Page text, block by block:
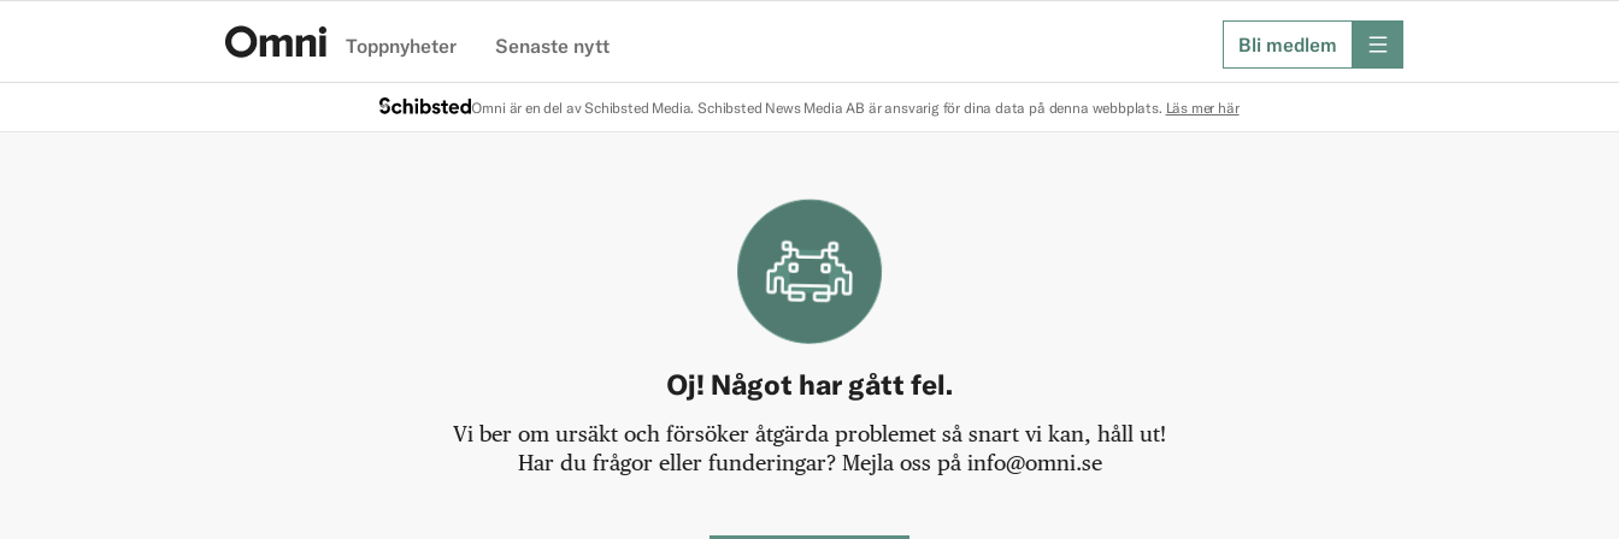
Toppnyheter Senaste nytt Bli medlem meny
Omni är en del av Schibsted Media. Schibsted News Media AB är ansvarig för dina data på denna webbplats. Läs mer här
Oj! Något har gått fel.
Vi ber om ursäkt och försöker åtgärda problemet så snart vi kan, håll ut!
Har du frågor eller funderingar? Mejla oss på info@omni.se